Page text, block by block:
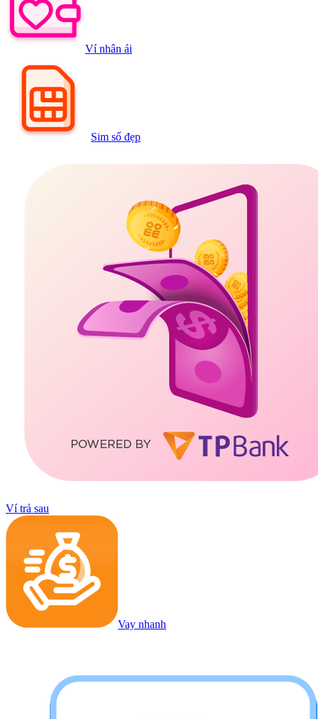
Ví nhân ái
Sim số đẹp
Ví trả sau
Vay nhanh